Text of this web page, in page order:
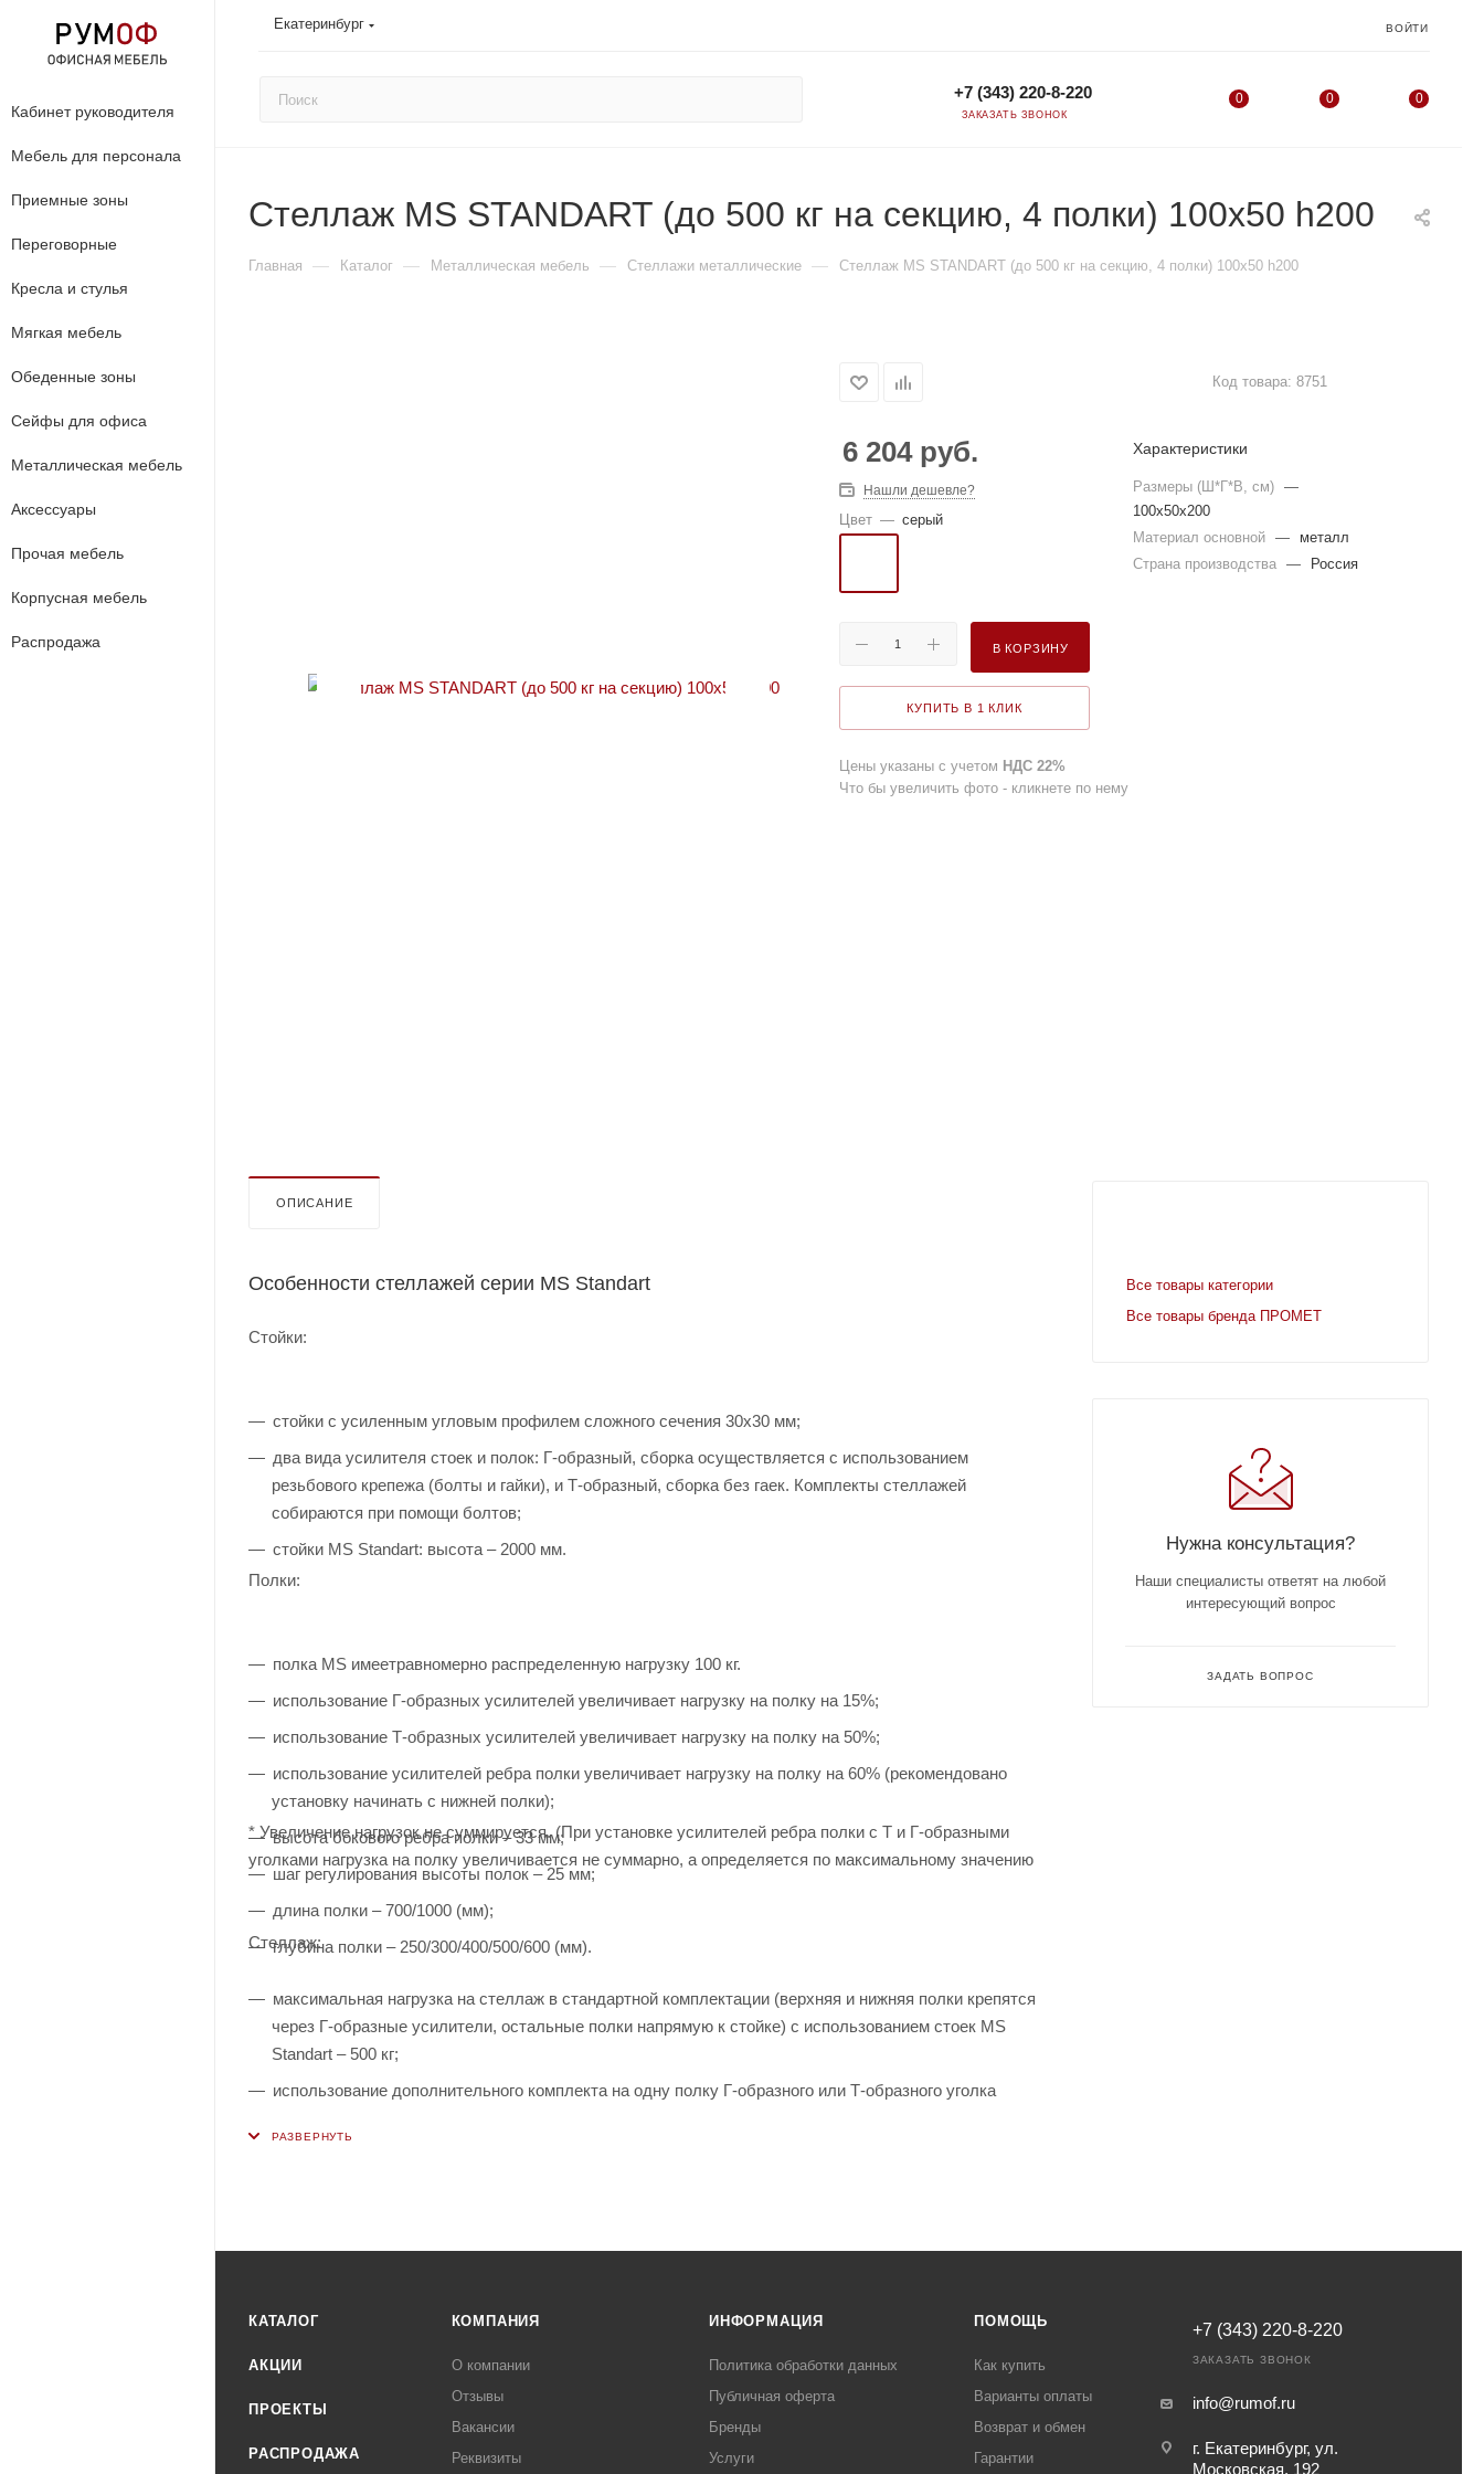
Екатеринбург ВОЙТИ
+7 (343) 220-8-220
ЗАКАЗАТЬ ЗВОНОК
0 0 0
Кабинет руководителя
Мебель для персонала
Приемные зоны
Переговорные
Кресла и стулья
Мягкая мебель
Обеденные зоны
Сейфы для офиса
Металлическая мебель
Аксессуары
Прочая мебель
Корпусная мебель
Распродажа
Стеллаж MS STANDART (до 500 кг на секцию, 4 полки) 100x50 h200
Главная — Каталог — Металлическая мебель — Стеллажи металлические — Стеллаж MS STANDART (до 500 кг на секцию, 4 полки) 100x50 h200
Код товара: 8751
6 204руб.
Нашли дешевле?
Цвет — серый
В КОРЗИНУ
КУПИТЬ В 1 КЛИК
Характеристики
Размеры (Ш*Г*В, см)
—
100x50x200
Материал основной
—
металл
Страна производства
— Россия
Цены указаны с учетом НДС 22%
Что бы увеличить фото - кликнете по нему
ОПИСАНИЕ
Особенности стеллажей серии MS Standart
Стойки:
стойки с усиленным угловым профилем сложного сечения 30х30 мм;
два вида усилителя стоек и полок: Г-образный, сборка осуществляется с использованием
резьбового крепежа (болты и гайки), и Т-образный, сборка без гаек. Комплекты стеллажей
собираются при помощи болтов;
стойки MS Standart: высота – 2000 мм.
Полки:
полка MS имеетравномерно распределенную нагрузку 100 кг.
использование Г-образных усилителей увеличивает нагрузку на полку на 15%;
использование Т-образных усилителей увеличивает нагрузку на полку на 50%;
использование усилителей ребра полки увеличивает нагрузку на полку на 60% (рекомендовано
установку начинать с нижней полки);
высота бокового ребра полки – 33 мм;
шаг регулирования высоты полок – 25 мм;
длина полки – 700/1000 (мм);
глубина полки – 250/300/400/500/600 (мм).
* Увеличение нагрузок не суммируется. (При установке усилителей ребра полки с Т и Г-образными
уголками нагрузка на полку увеличивается не суммарно, а определяется по максимальному значению
Стеллаж:
максимальная нагрузка на стеллаж в стандартной комплектации (верхняя и нижняя полки крепятся
через Г-образные усилители, остальные полки напрямую к стойке) с использованием стоек MS
Standart – 500 кг;
использование дополнительного комплекта на одну полку Г-образного или Т-образного уголка
Все товары категории
Все товары бренда ПРОМЕТ
Нужна консультация?
Наши специалисты ответят на любой
интересующий вопрос
ЗАДАТЬ ВОПРОС
КАТАЛОГ
АКЦИИ
ПРОЕКТЫ
РАСПРОДАЖА
КОМПАНИЯ
О компании
Отзывы
Вакансии
Реквизиты
ИНФОРМАЦИЯ
Политика обработки данных
Публичная оферта
Бренды
Услуги
ПОМОЩЬ
Как купить
Варианты оплаты
Возврат и обмен
Гарантии
+7 (343) 220-8-220
ЗАКАЗАТЬ ЗВОНОК
info@rumof.ru
г. Екатеринбург, ул.
Московская, 192